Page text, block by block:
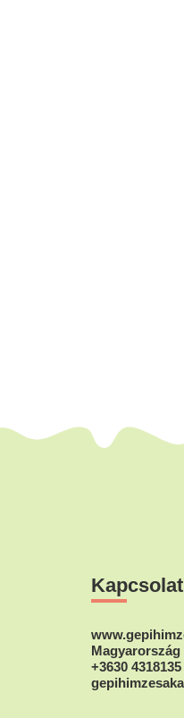
Kapcsolat
Magyarország
+3630 4318135